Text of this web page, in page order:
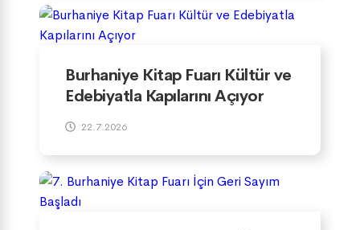
Burhaniye Kitap Fuarı Kültür ve
Edebiyatla Kapılarını Açıyor
22.7.2026